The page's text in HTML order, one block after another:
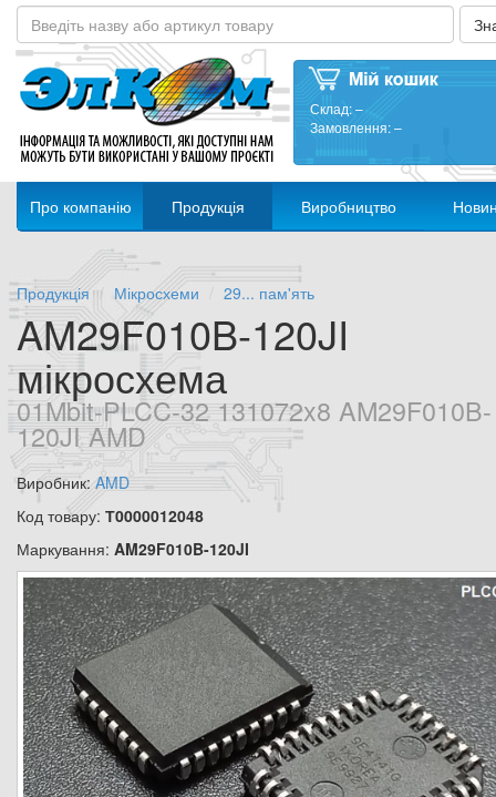
Склад:–
Замовлення:–
Про компанію Продукція Виробництво
Продукція Мікросхеми 29... пам'ять
AM29F010B-120JI
мікросхема
01Mbit-PLCC-32 131072x8 AM29F010B-
120JI AMD
Виробник: AMD
Код товару: Т0000012048
Маркування: AM29F010B-120JI